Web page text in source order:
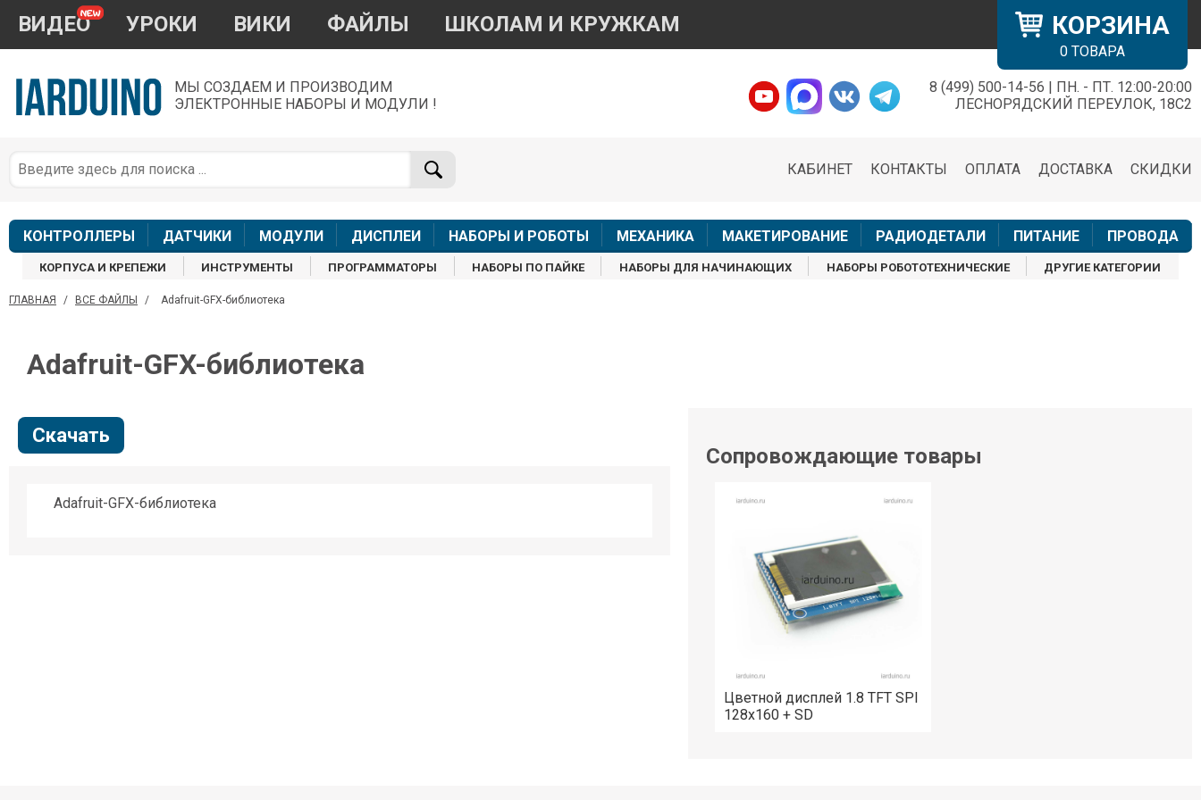
КОРЗИНА
0 ТОВАРА
ВИДЕО УРОКИ ВИКИ ФАЙЛЫ ШКОЛАМ И КРУЖКАМ
МЫ СОЗДАЕМ И ПРОИЗВОДИМ
ЭЛЕКТРОННЫЕ НАБОРЫ И МОДУЛИ !
8 (499) 500-14-56 | ПН. - ПТ. 12:00-20:00
ЛЕСНОРЯДСКИЙ ПЕРЕУЛОК, 18С2
СКИДКИ
ДОСТАВКА
ОПЛАТА
КОНТАКТЫ
КАБИНЕТ
КОНТРОЛЛЕРЫ ДАТЧИКИ МОДУЛИ ДИСПЛЕИ НАБОРЫ И РОБОТЫ МЕХАНИКА МАКЕТИРОВАНИЕ РАДИОДЕТАЛИ ПИТАНИЕ ПРОВОДА
КОРПУСА И КРЕПЕЖИ ИНСТРУМЕНТЫ ПРОГРАММАТОРЫ НАБОРЫ ПО ПАЙКЕ НАБОРЫ ДЛЯ НАЧИНАЮЩИХ НАБОРЫ РОБОТОТЕХНИЧЕСКИЕ ДРУГИЕ КАТЕГОРИИ
ГЛАВНАЯ / ВСЕ ФАЙЛЫ / Adafruit-GFX-библиотека
Adafruit-GFX-библиотека
Скачать
Adafruit-GFX-библиотека
Сопровождающие товары
Цветной дисплей 1.8 TFT SPI
128x160 + SD
×
По вопросам приобретения товара
+7 968 454 17 38
звонки и аудио сообщения не обслуживаются
Менеджер
shop@iarduino.ru
Менеджер
8 (499) 500-14-56